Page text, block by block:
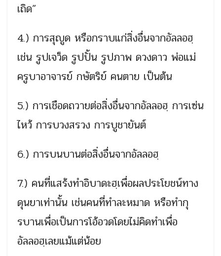
เถิด”
4.) การสุญูด หรือกราบแก่สิ่งอื่นจากอัลลอฮฺ
เช่น รูปเจว็ด รูปปั้น รูปภาพ ดวงดาว พ่อแม่
ครูบาอาจารย์ กษัตริย์ คนตาย เป็นต้น
5.) การเชือดถวายต่อสิ่งอื่นจากอัลลอฮฺ การเซ่น
ไหว้ การบวงสรวง การบูชายันต์
6.) การบนบานต่อสิ่งอื่นจากอัลลอฮฺ
7.) คนที่แสร้งทำอิบาดะฮฺเพื่อผลประโยชน์ทาง
ดุนยาเท่านั้น เช่นคนที่ทำละหมาด หรือทำกุ
รบานเพื่อเป็นการโอ้อวดโดยไม่คิดทำเพื่อ
อัลลอฮฺเลยแม้แต่น้อย